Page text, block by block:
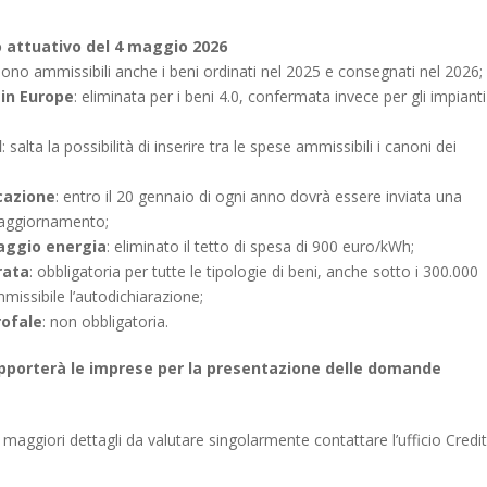
attuativo del 4 maggio 2026
ammissibili anche i beni ordinati nel 2025 e consegnati nel 2026;
Europe: eliminata per i beni 4.0, confermata invece per gli impianti
: salta la possibilità di inserire tra le spese ammissibili i canoni dei
: entro il 20 gennaio di ogni anno dovrà essere inviata una
energia: eliminato il tetto di spesa di 900 euro/kWh;
: obbligatoria per tutte le tipologie di beni, anche sotto i 300.000
l’autodichiarazione;
: non obbligatoria.
le imprese per la presentazione delle domande
dettagli da valutare singolarmente contattare l’ufficio